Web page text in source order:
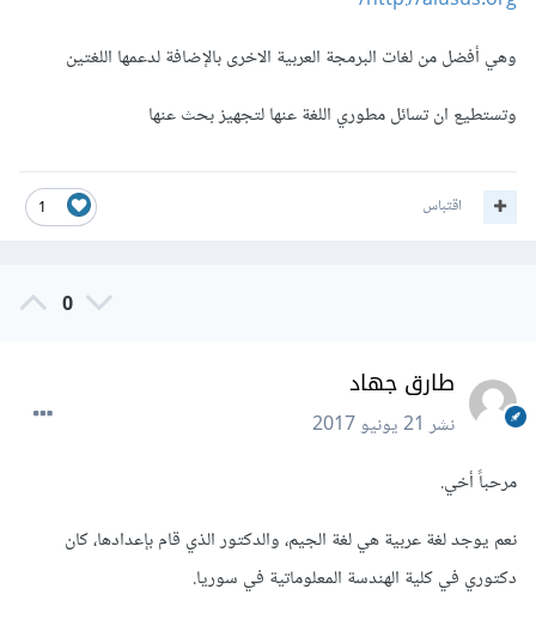
وهي أفضل من لغات البرمجة العربية الاخرى بالإضافة لدعمها اللغتين
وتستطيع ان تسائل مطوري اللغة عنها لتجهيز بحث عنها
1 اقتباس
0
طارق جهاد
نشر21 يونيو 2017
مرحباً أخي.
نعم يوجد لغة عربية هي لغة الجيم، والدكتور الذي قام بإعدادها، كان
دكتوري في كلية الهندسة المعلوماتية في سوريا.